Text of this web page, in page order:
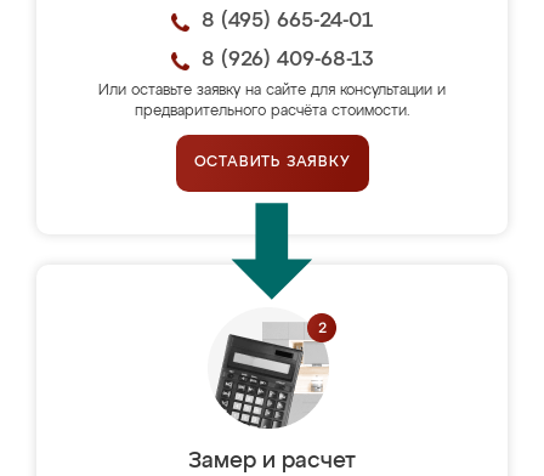
8 (495) 665-24-01
8 (926) 409-68-13
Или оставьте заявку на сайте для консультации и
предварительного расчёта стоимости.
ОСТАВИТЬ ЗАЯВКУ
Замер и расчет